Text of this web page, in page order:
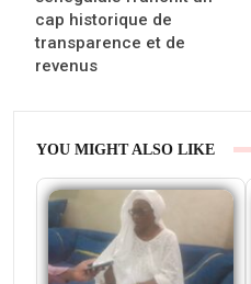
cap historique de
transparence et de
revenus
YOU MIGHT ALSO LIKE